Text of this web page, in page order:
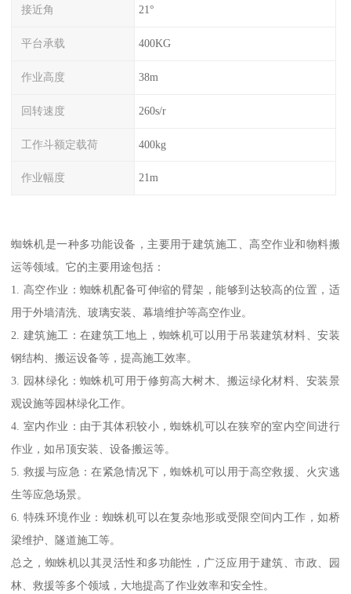
接近角 21°
平台承载 400KG
作业高度 38m
回转速度 260s/r
工作斗额定载荷 400kg
作业幅度 21m
蜘蛛机是一种多功能设备，主要用于建筑施工、高空作业和物料搬
运等领域。它的主要用途包括：
1. 高空作业：蜘蛛机配备可伸缩的臂架，能够到达较高的位置，适
用于外墙清洗、玻璃安装、幕墙维护等高空作业。
2. 建筑施工：在建筑工地上，蜘蛛机可以用于吊装建筑材料、安装
钢结构、搬运设备等，提高施工效率。
3. 园林绿化：蜘蛛机可用于修剪高大树木、搬运绿化材料、安装景
观设施等园林绿化工作。
4. 室内作业：由于其体积较小，蜘蛛机可以在狭窄的室内空间进行
作业，如吊顶安装、设备搬运等。
5. 救援与应急：在紧急情况下，蜘蛛机可以用于高空救援、火灾逃
生等应急场景。
6. 特殊环境作业：蜘蛛机可以在复杂地形或受限空间内工作，如桥
梁维护、隧道施工等。
总之，蜘蛛机以其灵活性和多功能性，广泛应用于建筑、市政、园
林、救援等多个领域，大地提高了作业效率和安全性。